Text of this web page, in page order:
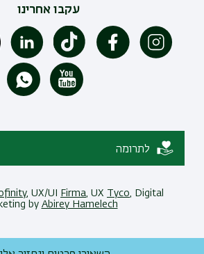
עקבו אחרינו
לתרומה
, UX/UI Firma , UX Tyco , Digital
by Abirey Hamelech